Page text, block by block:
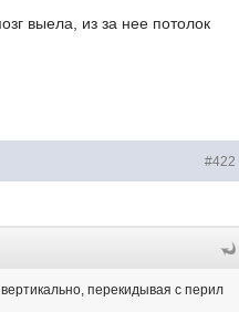
выела, из за нее потолок
#422
перекидывая с перил